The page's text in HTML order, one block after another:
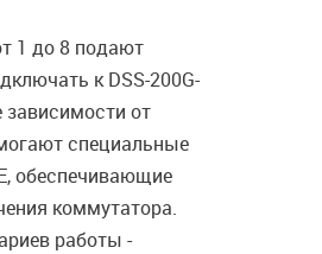
1 до 8 подают
к DSS-200G-
от
специальные
обеспечивающие
коммутатора.
работы -